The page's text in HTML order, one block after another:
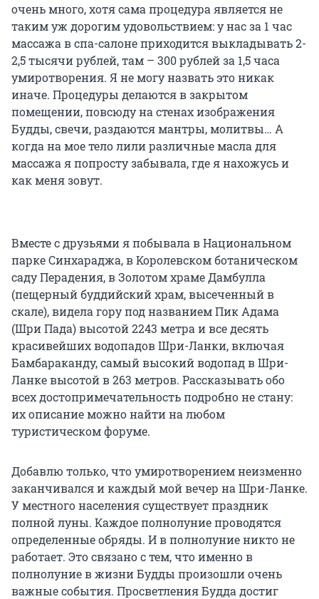
очень много, хотя сама процедура является не
таким уж дорогим удовольствием: у нас за 1 час
массажа в спа-салоне приходится выкладывать 2-
2,5 тысячи рублей, там – 300 рублей за 1,5 часа
умиротворения. Я не могу назвать это никак
иначе. Процедуры делаются в закрытом
помещении, повсюду на стенах изображения
Будды, свечи, раздаются мантры, молитвы… А
когда на мое тело лили различные масла для
массажа я попросту забывала, где я нахожусь и
как меня зовут.
Вместе с друзьями я побывала в Национальном
парке Синхараджа, в Королевском ботаническом
саду Перадения, в Золотом храме Дамбулла
(пещерный буддийский храм, высеченный в
скале), видела гору под названием Пик Адама
(Шри Пада) высотой 2243 метра и все десять
красивейших водопадов Шри-Ланки, включая
Бамбараканду, самый высокий водопад в Шри-
Ланке высотой в 263 метров. Рассказывать обо
всех достопримечательность подробно не стану:
их описание можно найти на любом
туристическом форуме.
Добавлю только, что умиротворением неизменно
заканчивался и каждый мой вечер на Шри-Ланке.
У местного населения существует праздник
полной луны. Каждое полнолуние проводятся
определенные обряды. И в полнолуние никто не
работает. Это связано с тем, что именно в
полнолуние в жизни Будды произошли очень
важные события. Просветления Будда достиг